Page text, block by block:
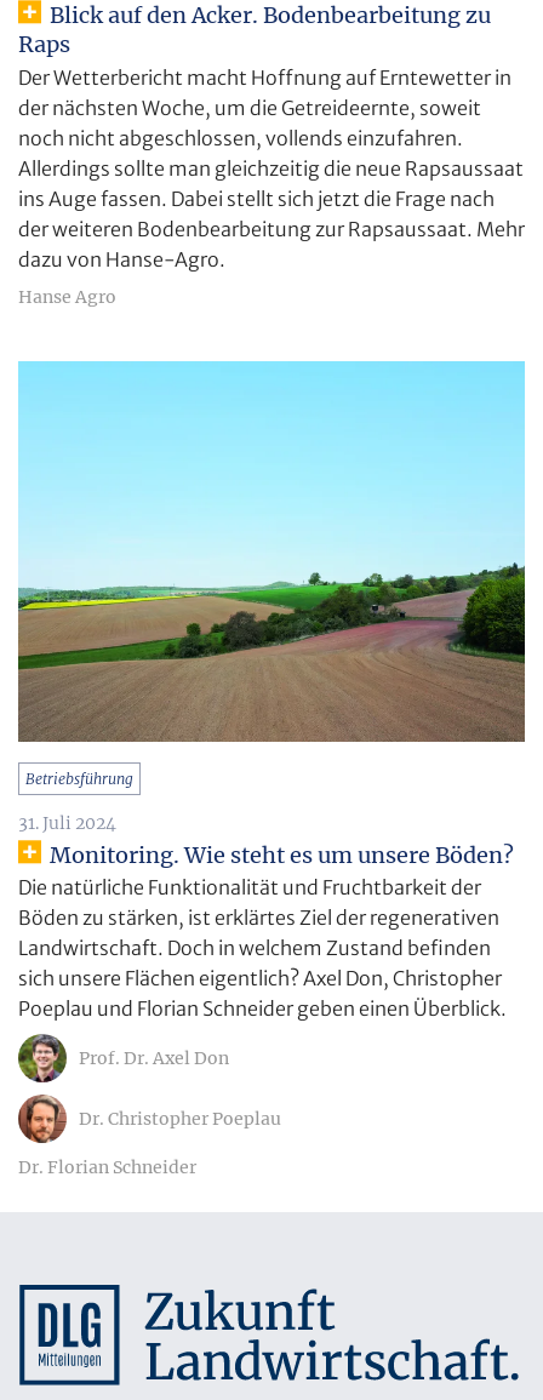
Blick auf den Acker. Bodenbearbeitung zu
Raps
Der Wetterbericht macht Hoffnung auf Erntewetter in
der nächsten Woche, um die Getreideernte, soweit
noch nicht abgeschlossen, vollends einzufahren.
Allerdings sollte man gleichzeitig die neue Rapsaussaat
ins Auge fassen. Dabei stellt sich jetzt die Frage nach
der weiteren Bodenbearbeitung zur Rapsaussaat. Mehr
dazu von Hanse-Agro.
Hanse Agro
Betriebsführung
31. Juli 2024
Monitoring. Wie steht es um unsere Böden?
Die natürliche Funktionalität und Fruchtbarkeit der
Böden zu stärken, ist erklärtes Ziel der regenerativen
Landwirtschaft. Doch in welchem Zustand befinden
sich unsere Flächen eigentlich? Axel Don, Christopher
Poeplau und Florian Schneider geben einen Überblick.
Prof. Dr. Axel Don
Dr. Christopher Poeplau
Dr. Florian Schneider